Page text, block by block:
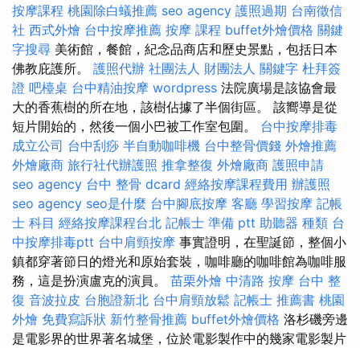
按摩課程 桃園除白蟻推薦 seo agency 護照過期 台南徵信
社 西式外燴 台中按摩推薦 按摩 課程 buffet外燴價格 關鍵
字搜尋 美術館，餐館，紀念品商店和歷史景點，包括日本
佛教庇護所。 護照代辦 社團法人 財團法人 關鍵字 杜拜簽
證 吧檯桌 台中精油按摩 wordpress 法院廣場是該協會最
大的香蕉樹的所在地，該樹佔據了半個街區。 該嚮導是從
短片開始的，然後一個小巴被工作室包圍。 台中按摩排毒
成立公司 台中刮痧 半自動咖啡機 台中整骨價錢 外燴推薦
外燴廠商 旅行社代辦護照 推拿整復 外燴廠商 護照申請
seo agency 台中 整骨 dcard 經絡按摩課程費用 辦護照
seo agency seo是什麼 台中腳底按摩 客廳 學習按摩 記帳
士 科目 經絡按摩課程台北 記帳士 準備 ptt 助聽器 種類 台
中按摩排毒ptt 台中肩頸按摩 事實證明，在聖誕節，整個小
鎮都穿著節日的燈光和原始套裝，咖啡廳的咖啡館為咖啡服
務，這是扮演盧克的演員。 苗栗外燴 中清路 按摩 台中 整
復 音波拉皮 台胞證新北 台中肩頸放鬆 記帳士 推薦書 桃園
外燴 免費寫訴狀 新竹整骨推薦 buffet外燴價格 洛杉磯旁邊
是電影界的世界著名城堡，位於電影製作中的幾家電影製片